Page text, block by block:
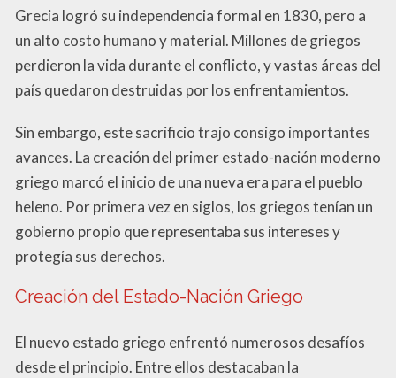
Grecia logró su independencia formal en 1830, pero a
un alto costo humano y material. Millones de griegos
perdieron la vida durante el conflicto, y vastas áreas del
país quedaron destruidas por los enfrentamientos.
Sin embargo, este sacrificio trajo consigo importantes
avances. La creación del primer estado-nación moderno
griego marcó el inicio de una nueva era para el pueblo
heleno. Por primera vez en siglos, los griegos tenían un
gobierno propio que representaba sus intereses y
protegía sus derechos.
Creación del Estado-Nación Griego
El nuevo estado griego enfrentó numerosos desafíos
desde el principio. Entre ellos destacaban la